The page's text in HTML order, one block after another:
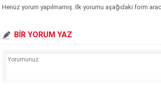
Henüz yorum yapılmamış. İlk yorumu aşağıdaki form
BİR YORUM YAZ